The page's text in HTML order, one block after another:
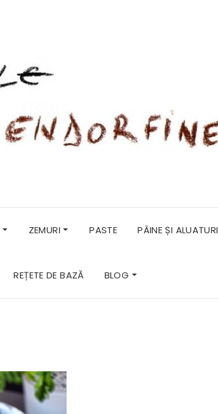
ZEMURI PASTE PÂINE ȘI ALUATURI
REȚETE DE BAZĂ BLOG